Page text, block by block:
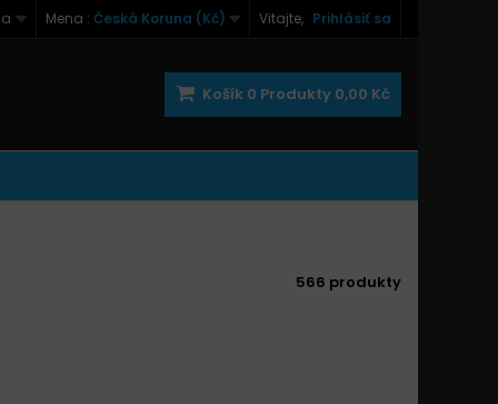
Vitajte, Prihlásiť sa
Mena : Česká Koruna (Kč)
Košík 0 Produkty 0,00 Kč
566 produkty